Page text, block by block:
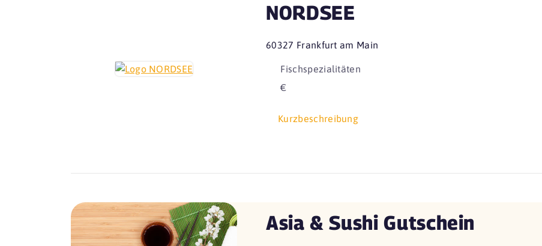
NORDSEE
60327 Frankfurt am Main
Fischspezialitäten
€
Kurzbeschreibung
Asia & Sushi Gutschein